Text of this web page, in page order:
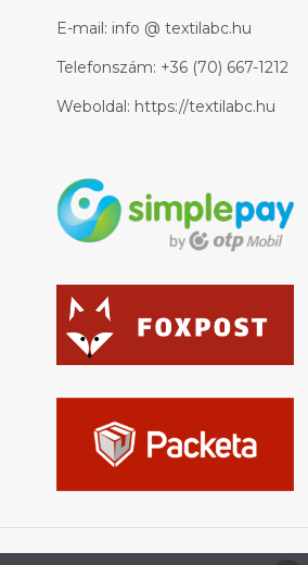
E-mail: info @ textilabc.hu
Telefonszám: +36 (70) 667-1212
Weboldal: https://textilabc.hu